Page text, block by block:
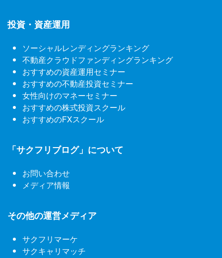
投資・資産運用
ソーシャルレンディングランキング
不動産クラウドファンディングランキング
おすすめの資産運用セミナー
おすすめの不動産投資セミナー
女性向けのマネーセミナー
おすすめの株式投資スクール
おすすめのFXスクール
「サクフリブログ」について
お問い合わせ
メディア情報
その他の運営メディア
サクフリマーケ
サクキャリマッチ